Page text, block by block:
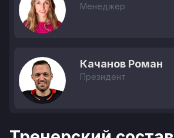
Менеджер
Качанов Роман
Президент